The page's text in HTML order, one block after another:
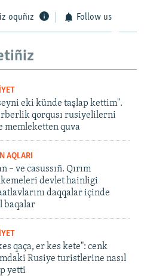
oquñız Follow us
eki künde taşlap kettim".
qorqusı rusiyelilerni
memleketten quva
AQLARI
– ve casussıñ. Qırım
devlet hainligi
daqqalar içinde
baqalar
qaça, er kes kete": cenk
Rusiye turistlerine nasıl
yetti